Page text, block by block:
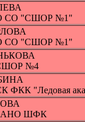
ДО СО "СШОР №1"
ДО СО "СШОР №1"
СШОР №4
ФКК "Ледовая
АНО ШФК